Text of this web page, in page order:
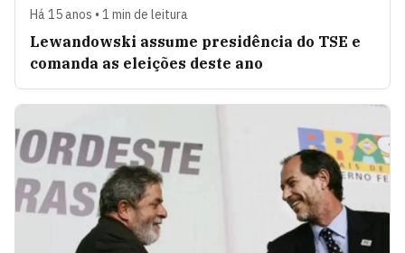
Há 15 anos • 1 min de leitura
Lewandowski assume presidência do TSE e
comanda as eleições deste ano